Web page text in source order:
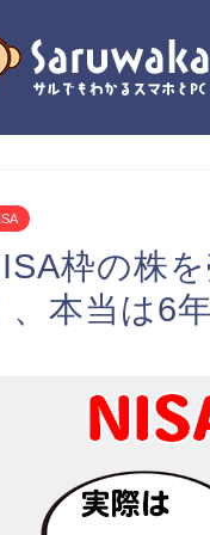
枠の株
、本当は6